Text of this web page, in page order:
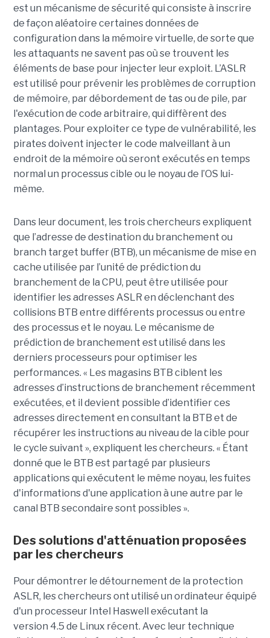
est un mécanisme de sécurité qui consiste à inscrire
de façon aléatoire certaines données de
configuration dans la mémoire virtuelle, de sorte que
les attaquants ne savent pas où se trouvent les
éléments de base pour injecter leur exploit. L’ASLR
est utilisé pour prévenir les problèmes de corruption
de mémoire, par débordement de tas ou de pile, par
l'exécution de code arbitraire, qui diffèrent des
plantages. Pour exploiter ce type de vulnérabilité, les
pirates doivent injecter le code malveillant à un
endroit de la mémoire où seront exécutés en temps
normal un processus cible ou le noyau de l’OS lui-
même.
Dans leur document, les trois chercheurs expliquent
que l’adresse de destination du branchement ou
branch target buffer (BTB), un mécanisme de mise en
cache utilisée par l’unité de prédiction du
branchement de la CPU, peut être utilisée pour
identifier les adresses ASLR en déclenchant des
collisions BTB entre différents processus ou entre
des processus et le noyau. Le mécanisme de
prédiction de branchement est utilisé dans les
derniers processeurs pour optimiser les
performances. « Les magasins BTB ciblent les
adresses d’instructions de branchement récemment
exécutées, et il devient possible d’identifier ces
adresses directement en consultant la BTB et de
récupérer les instructions au niveau de la cible pour
le cycle suivant », expliquent les chercheurs. « Étant
donné que le BTB est partagé par plusieurs
applications qui exécutent le même noyau, les fuites
d'informations d'une application à une autre par le
canal BTB secondaire sont possibles ».
Des solutions d'atténuation proposées
par les chercheurs
Pour démontrer le détournement de la protection
ASLR, les chercheurs ont utilisé un ordinateur équipé
d'un processeur Intel Haswell exécutant la
version 4.5 de Linux récent. Avec leur technique